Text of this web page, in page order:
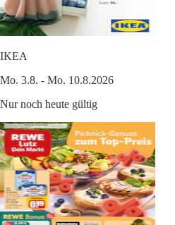
IKEA
Mo. 3.8. - Mo. 10.8.2026
Nur noch heute gültig